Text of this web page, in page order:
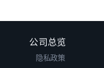
公司总览
隐私政策